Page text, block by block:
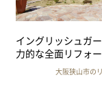
イングリッシュガ
力的な全面リフォ
大阪狭山市の